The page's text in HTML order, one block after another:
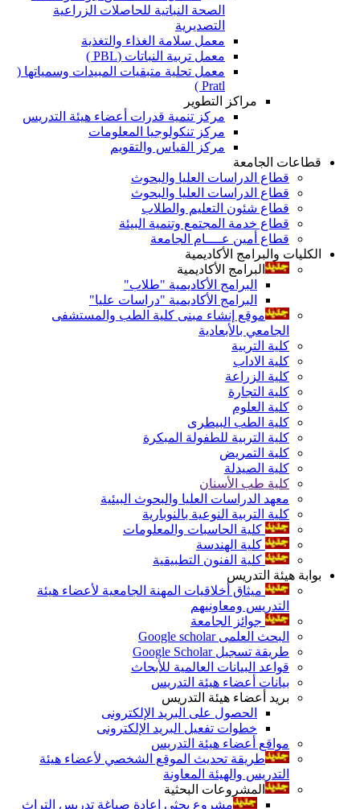
الصحة النباتية للحاصلات الزراعية
التصديرية
معمل سلامة الغذاء والتغذية
معمل تربية النباتات (PBL )
معمل تحلية متبقيات المبيدات وسمياتها (
Pratl )
مراكز التطوير
مركز تنمية قدرات أعضاء هيئة التدريس
مركز تنكولوجيا المعلومات
مركز القياس والتقويم
قطاعات الجامعة
قطاع الدراسات العليا والبحوث
قطاع الدراسات العليا والبحوث
قطاع شئون التعليم والطلاب
قطاع خدمة المجتمع وتنمية البيئة
قطاع أمين عــــام الجامعة
الكليات والبرامج الأكاديمية
البرامج الأكاديمية
البرامج الأكاديمية "طلاب"
البرامج الأكاديمية "دراسات عليا"
موقع إنشاء مبنى كلية الطب والمستشفى
الجامعي بالأبعادية
كلية التربية
كلية الاداب
كلية الزراعة
كلية التجارة
كلية العلوم
كلية الطب البيطرى
كلية التربية للطفولة المبكرة
كلية التمريض
كلية الصيدلة
كلية طب الأسنان
معهد الدراسات العليا والبحوث البيئية
كلية التربية النوعية بالنوبارية
كلية الحاسبات والمعلومات
كلية الهندسة
كلية الفنون التطبيقية
بوابة هيئة التدريس
ميثاق أخلاقيات المهنة الجامعية لأعضاء هيئة
التدريس ومعاونيهم
جوائز الجامعة
البحث العلمى Google scholar
طريقة تسجيل Google Scholar
قواعد البيانات العالمية للأبحاث
بيانات أعضاء هيئة التدريس
بريد أعضاء هيئة التدريس
الحصول على البريد الإلكترونى
خطوات تفعيل البريد الإلكترونى
مواقع أعضاء هيئة التدريس
طريقة تحديث الموقع الشخصي لأعضاء هيئة
التدريس والهيئة المعاونة
المشروعات البحثية
مشروع بحثى إعادة صياغة تدريس التراث